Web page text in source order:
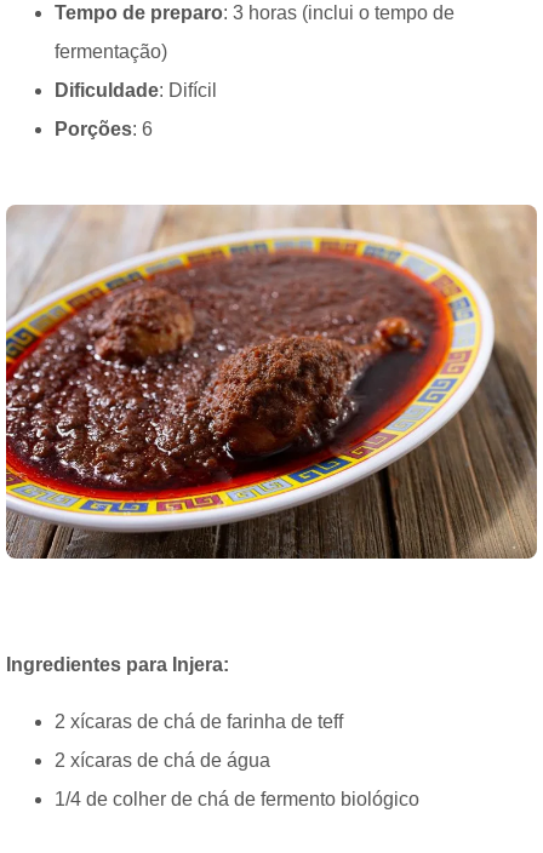
Tempo de preparo: 3 horas (inclui o tempo de
fermentação)
Dificuldade: Difícil
Porções: 6
Ingredientes para Injera:
2 xícaras de chá de farinha de teff
2 xícaras de chá de água
1/4 de colher de chá de fermento biológico